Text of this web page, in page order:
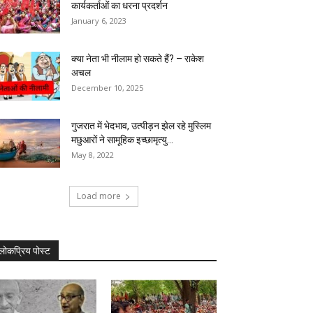
कार्यकर्ताओं का धरना प्रदर्शन
January 6, 2023
क्या नेता भी नीलाम हो सकते हैं? – राकेश
अचल
December 10, 2025
गुजरात में भेदभाव, उत्पीड़न झेल रहे मुस्लिम
मछुआरों ने सामूहिक इच्छामृत्यु...
May 8, 2022
Load more
पोस्ट